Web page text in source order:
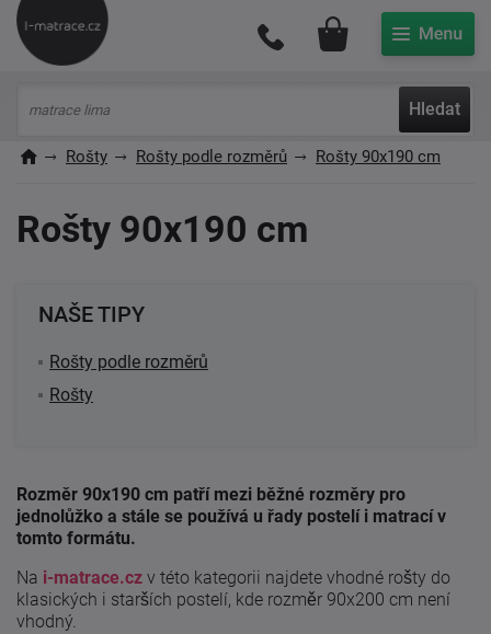
Hledat
Můj účet
Rošty Rošty podle rozměrů Rošty 90x190 cm
Rošty 90x190 cm
NAŠE TIPY
Rošty podle rozměrů
Rošty
Rozměr 90x190 cm patří mezi běžné rozměry pro
jednolůžko a stále se používá u řady postelí i matrací v
tomto formátu.
Na i-matrace.cz v této kategorii najdete vhodné rošty do
klasických i starších postelí, kde rozměr 90x200 cm není
vhodný.